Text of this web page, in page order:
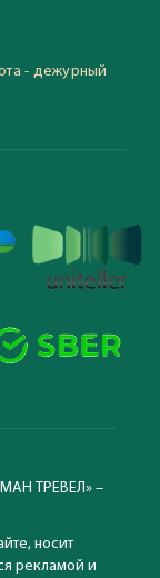
- дежурный
ТРЕВЕЛ» –
носит
рекламой и